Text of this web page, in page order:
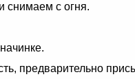
снимаем с огня.
предварительно